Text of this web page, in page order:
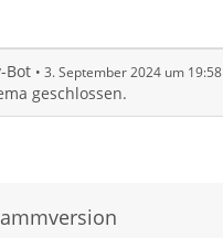
Bot 3. September 2024 um 19:58
geschlossen.